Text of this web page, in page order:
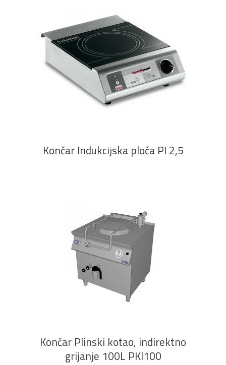
PROČITAJ VIŠE
Končar Indukcijska ploča PI 2,5
PROČITAJ VIŠE
Končar Plinski kotao, indirektno
grijanje 100L PKI100